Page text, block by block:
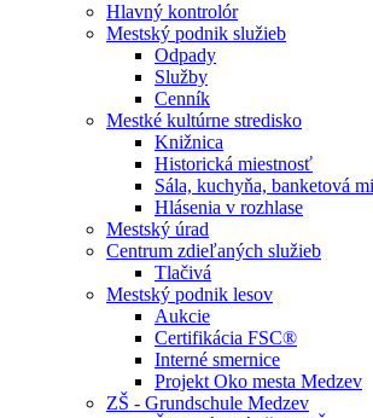
Hlavný kontrolór
Mestský podnik služieb
Odpady
Služby
Cenník
Mestké kultúrne stredisko
Knižnica
Historická miestnosť
Sála, kuchyňa, banketová
Hlásenia v rozhlase
Mestský úrad
Centrum zdieľaných služieb
Tlačivá
Mestský podnik lesov
Aukcie
Certifikácia FSC®
Interné smernice
Projekt Oko mesta Medzev
ZŠ - Grundschule Medzev